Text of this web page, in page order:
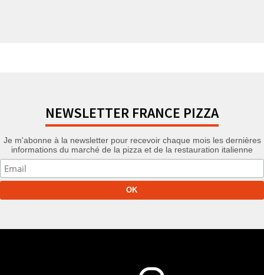
NEWSLETTER FRANCE PIZZA
Je m'abonne à la newsletter pour recevoir chaque mois les dernières
informations du marché de la pizza et de la restauration italienne